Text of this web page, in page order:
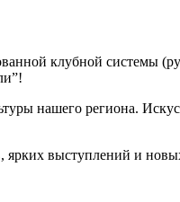
клубной системы
нашего региона.
ярких выступлений и